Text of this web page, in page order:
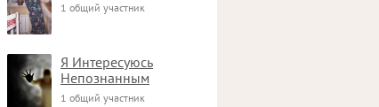
1 общий участник
Я Интересуюсь
Непознанным
1 общий участник